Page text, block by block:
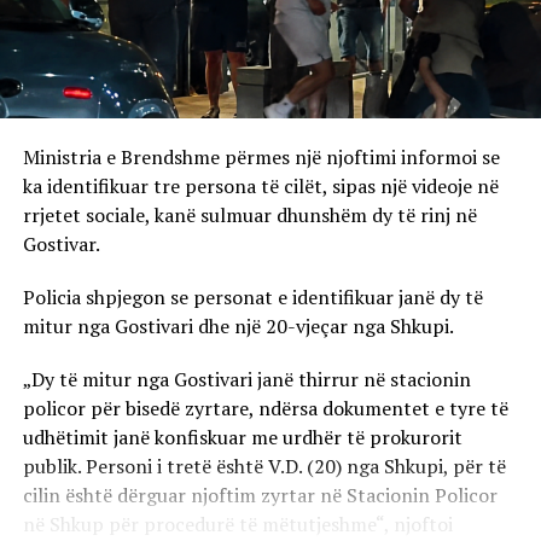
Ministria e Brendshme përmes një njoftimi informoi se
ka identifikuar tre persona të cilët, sipas një videoje në
rrjetet sociale, kanë sulmuar dhunshëm dy të rinj në
Gostivar.
Policia shpjegon se personat e identifikuar janë dy të
mitur nga Gostivari dhe një 20-vjeçar nga Shkupi.
„Dy të mitur nga Gostivari janë thirrur në stacionin
policor për bisedë zyrtare, ndërsa dokumentet e tyre të
udhëtimit janë konfiskuar me urdhër të prokurorit
publik. Personi i tretë është V.D. (20) nga Shkupi, për të
cilin është dërguar njoftim zyrtar në Stacionin Policor
në Shkup për procedurë të mëtutjeshme“, njoftoi